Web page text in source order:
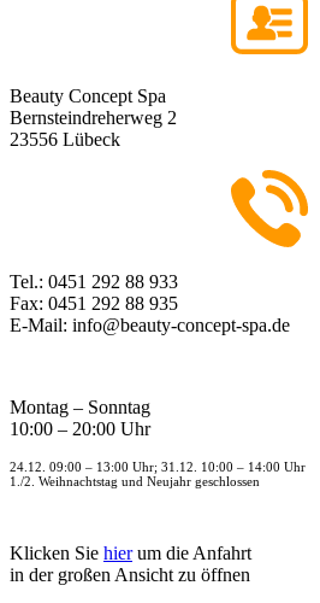
Beauty Concept Spa
Bernsteindreherweg 2
23556 Lübeck
Tel.: 0451 292 88 933
Fax: 0451 292 88 935
E-Mail: info@beauty-concept-spa.de
Montag – Sonntag
10:00 – 20:00 Uhr
24.12. 09:00 – 13:00 Uhr; 31.12. 10:00 – 14:00 Uhr
1./2. Weihnachtstag und Neujahr geschlossen
Klicken Sie hierum die Anfahrt
in der großen Ansicht zu öffnen